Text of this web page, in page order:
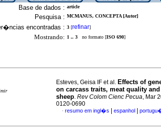
Base de dados : article
Pesquisa : MCMANUS, CONCEPTA [Autor]
encontradas : 3 [refinar]
Mostrando: 1 .. 3 no formato [ISO 690]
Esteves, Geisa IF et al. Effects of
on carcass traits, meat quality
sheep. Rev Colom Cienc Pecua, Mar
0120-0690
· resumo em ingl�s espanhol